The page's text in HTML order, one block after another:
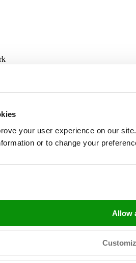
your user experience on our
or to change your
Allow